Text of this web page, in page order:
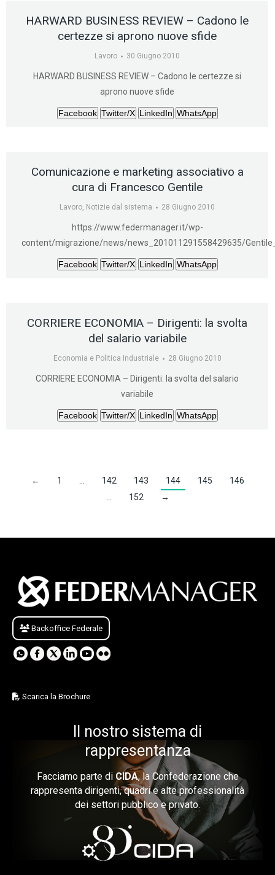
HARWARD BUSINESS REVIEW – Cadono le
certezze si aprono nuove sfide
Lavoro 30 Giugno 2010
HARWARD BUSINESS REVIEW – Cadono le certezze si
aprono nuove sfide
Facebook Twitter/X LinkedIn WhatsApp
Comunicazione e marketing associativo a
cura di Francesco Gentile
Lavoro, Notizie dal sistema 28 Giugno 2010
https://www.federmanager.it/wp-
content/migrazione/news/news_201011291558429635/
Facebook Twitter/X LinkedIn WhatsApp
CORRIERE ECONOMIA – Dirigenti: la svolta
del salario variabile
Economia e Politica Industriale 28 Giugno 2010
CORRIERE ECONOMIA – Dirigenti: la svolta del salario
variabile
Facebook Twitter/X LinkedIn WhatsApp
← 1 142 143 144 145
146
152 →
Backoffice Federale
Scarica la Brochure
Il nostro sistema di
rappresentanza
Facciamo parte di CIDA, la Confederazione che
rappresenta dirigenti, quadri e alte professionalità
dei settori pubblico e privato.